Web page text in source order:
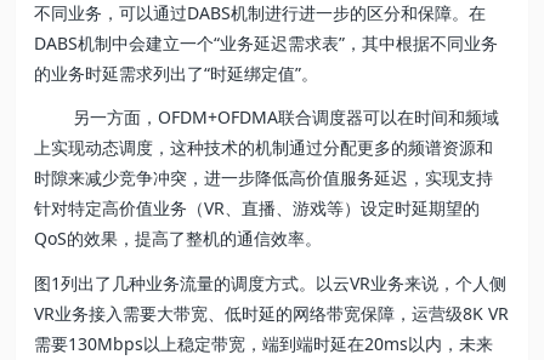
不同业务，可以通过DABS机制进行进一步的区分和保障。在
DABS机制中会建立一个“业务延迟需求表”，其中根据不同业务
的业务时延需求列出了“时延绑定值”。
另一方面，OFDM+OFDMA联合调度器可以在时间和频域
上实现动态调度，这种技术的机制通过分配更多的频谱资源和
时隙来减少竞争冲突，进一步降低高价值服务延迟，实现支持
针对特定高价值业务（VR、直播、游戏等）设定时延期望的
QoS的效果，提高了整机的通信效率。
图1列出了几种业务流量的调度方式。以云VR业务来说，个人侧
VR业务接入需要大带宽、低时延的网络带宽保障，运营级8K VR
需要130Mbps以上稳定带宽，端到端时延在20ms以内，未来